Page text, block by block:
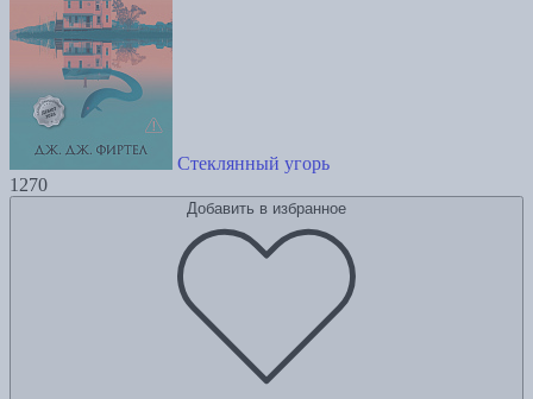
Стеклянный угорь
1270
Добавить в избранное